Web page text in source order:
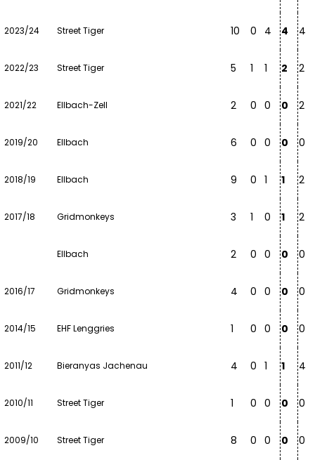
2023/24 Street Tiger 10 0 4 4 4
2022/23 Street Tiger 5 1 1 2 2
2021/22 Ellbach-Zell 2 0 0 0 2
2019/20 Ellbach 6 0 0 0 0
2018/19 Ellbach 9 0 1 1 2
2017/18 Gridmonkeys 3 1 0 1 2
Ellbach 2 0 0 0 0
2016/17 Gridmonkeys 4 0 0 0 0
2014/15 EHF Lenggries 1 0 0 0 0
2011/12 Bieranyas Jachenau 4 0 1 1 4
2010/11 Street Tiger 1 0 0 0 0
2009/10 Street Tiger 8 0 0 0 0